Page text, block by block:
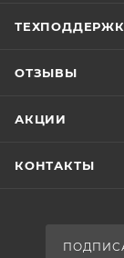
ОТЗЫВЫ
АКЦИИ
КОНТАКТЫ